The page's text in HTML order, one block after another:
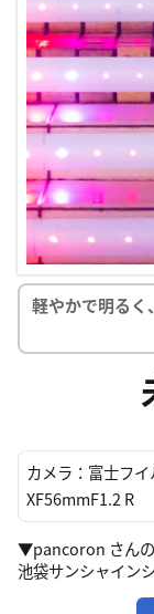
軽やかで明るく
カメラ： 富士フ
XF56mmF1.2 R
▼pancoron さん
池袋サンシャイン